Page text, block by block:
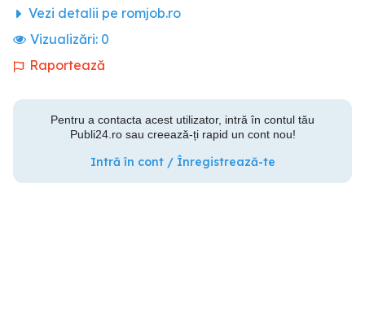
Vezi detalii pe romjob.ro
Vizualizări: 0
Raportează
Pentru a contacta acest utilizator, intră în contul tău
Publi24.ro sau creează-ți rapid un cont nou!
Intră în cont / Înregistrează-te